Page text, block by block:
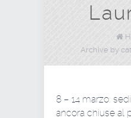
Archive by
8 – 14 marzo:
ancora chiuse al